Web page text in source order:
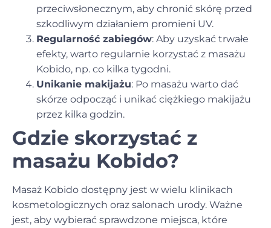
przeciwsłonecznym, aby chronić skórę przed
szkodliwym działaniem promieni UV.
Regularność zabiegów: Aby uzyskać trwałe
efekty, warto regularnie korzystać z masażu
Kobido, np. co kilka tygodni.
Unikanie makijażu: Po masażu warto dać
skórze odpocząć i unikać ciężkiego makijażu
przez kilka godzin.
Gdzie skorzystać z
masażu Kobido?
Masaż Kobido dostępny jest w wielu klinikach
kosmetologicznych oraz salonach urody. Ważne
jest, aby wybierać sprawdzone miejsca, które